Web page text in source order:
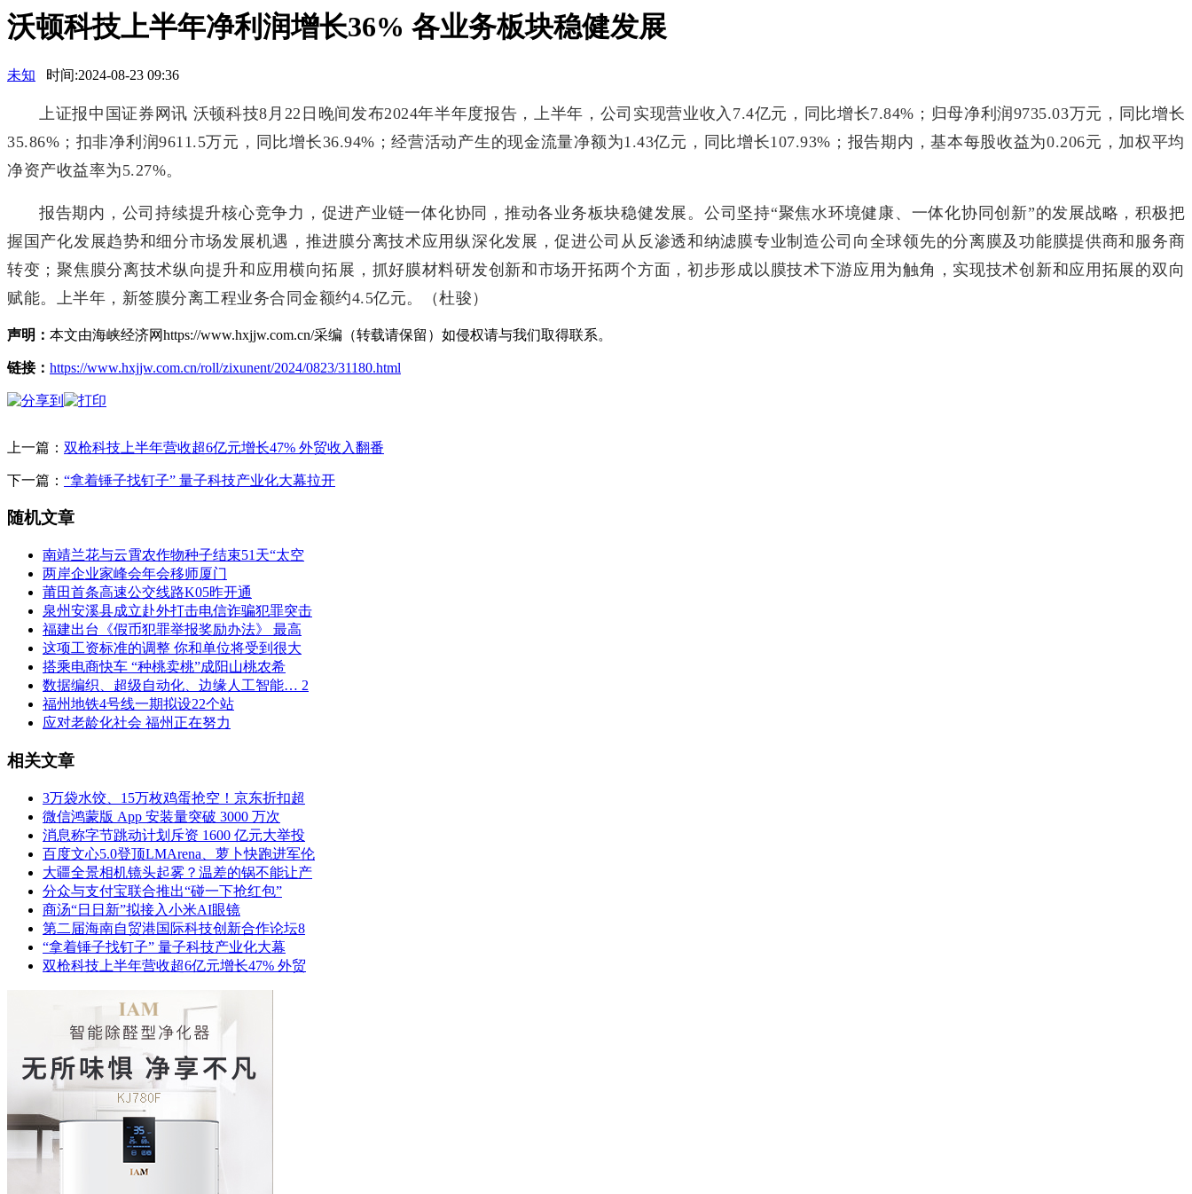
沃顿科技上半年净利润增长36% 各业务板块稳健发展
未知 时间:2024-08-23 09:36
上证报中国证券网讯 沃顿科技8月22日晚间发布2024年半年度报告，上半年，公司实现营业收入7.4亿元，同比增长7.84%；归母净利润9735.03万元，同比增长
35.86%；扣非净利润9611.5万元，同比增长36.94%；经营活动产生的现金流量净额为1.43亿元，同比增长107.93%；报告期内，基本每股收益为0.206元，加权平均
净资产收益率为5.27%。
报告期内，公司持续提升核心竞争力，促进产业链一体化协同，推动各业务板块稳健发展。公司坚持“聚焦水环境健康、一体化协同创新”的发展战略，积极把
握国产化发展趋势和细分市场发展机遇，推进膜分离技术应用纵深化发展，促进公司从反渗透和纳滤膜专业制造公司向全球领先的分离膜及功能膜提供商和服务商
转变；聚焦膜分离技术纵向提升和应用横向拓展，抓好膜材料研发创新和市场开拓两个方面，初步形成以膜技术下游应用为触角，实现技术创新和应用拓展的双向
赋能。上半年，新签膜分离工程业务合同金额约4.5亿元。（杜骏）
声明： 本文由海峡经济网https://www.hxjjw.com.cn/采编（转载请保留）如侵权请与我们取得联系。
链接： https://www.hxjjw.com.cn/roll/zixunent/2024/0823/31180.html
上一篇： 双枪科技上半年营收超6亿元增长47% 外贸收入翻番
下一篇： “拿着锤子找钉子” 量子科技产业化大幕拉开
随机文章
南靖兰花与云霄农作物种子结束51天“太空
两岸企业家峰会年会移师厦门
莆田首条高速公交线路K05昨开通
泉州安溪县成立赴外打击电信诈骗犯罪突击
福建出台《假币犯罪举报奖励办法》 最高
这项工资标准的调整 你和单位将受到很大
搭乘电商快车 “种桃卖桃”成阳山桃农希
数据编织、超级自动化、边缘人工智能… 2
福州地铁4号线一期拟设22个站
应对老龄化社会 福州正在努力
相关文章
3万袋水饺、15万枚鸡蛋抢空！京东折扣超
微信鸿蒙版 App 安装量突破 3000 万次
消息称字节跳动计划斥资 1600 亿元大举投
百度文心5.0登顶LMArena、萝卜快跑进军伦
大疆全景相机镜头起雾？温差的锅不能让产
分众与支付宝联合推出“碰一下抢红包”
商汤“日日新”拟接入小米AI眼镜
第二届海南自贸港国际科技创新合作论坛8
“拿着锤子找钉子” 量子科技产业化大幕
双枪科技上半年营收超6亿元增长47% 外贸